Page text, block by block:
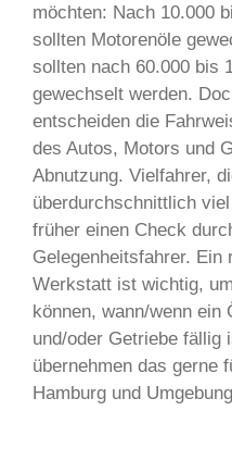
möchten: Nach 10.000
sollten Motorenöle
sollten nach 60.000 bis
gewechselt werden.
entscheiden die
des Autos, Motors und
Abnutzung. Vielfahrer,
überdurchschnittlich
früher einen Check
Gelegenheitsfahrer.
Werkstatt ist wichtig,
können, wann/wenn ein
und/oder Getriebe fällig
übernehmen das gerne
Hamburg und